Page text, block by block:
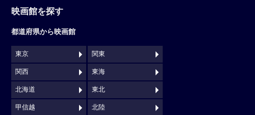
映画館を探す
都道府県から映画館
東京 関東
関西 東海
北海道 東北
甲信越 北陸